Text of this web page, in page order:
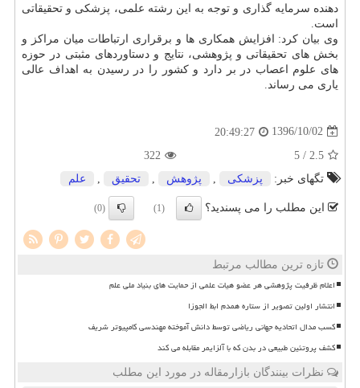
دهنده سرمایه گذاری و توجه به این رشته علمی، پزشكی و تحقیقاتی
است.
وی بیان كرد: افزایش همكاری ها و برقراری ارتباطات میان مراكز و
بخش های تحقیقاتی و پژوهشی، نتایج و دستاوردهای مثبتی در حوزه
های علوم اعصاب در بر دارد و كشور را در رسیدن به اهداف عالی
یاری می رساند.
1396/10/02
20:49:27
2.5
/ 5
322
تگهای خبر:
پزشكی پژوهش تحقیق علم
این مطلب را می پسندید؟ (1)
(0)
تازه ترین مطالب مرتبط
اعلام ظرفیت پژوهشی هر عضو هیات علمی از حمایت های بنیاد ملی علم
انتشار اولین تصویر از ستاره همدم ابط الجوزا
کسب مدال اتحادیه جهانی ریاضی توسط دانش آموخته مهندسی کامپیوتر شریف
کشف پروتئین طبیعی در بدن که با آلزایمر مقابله می کند
نظرات بینندگان بازارمقاله در مورد این مطلب